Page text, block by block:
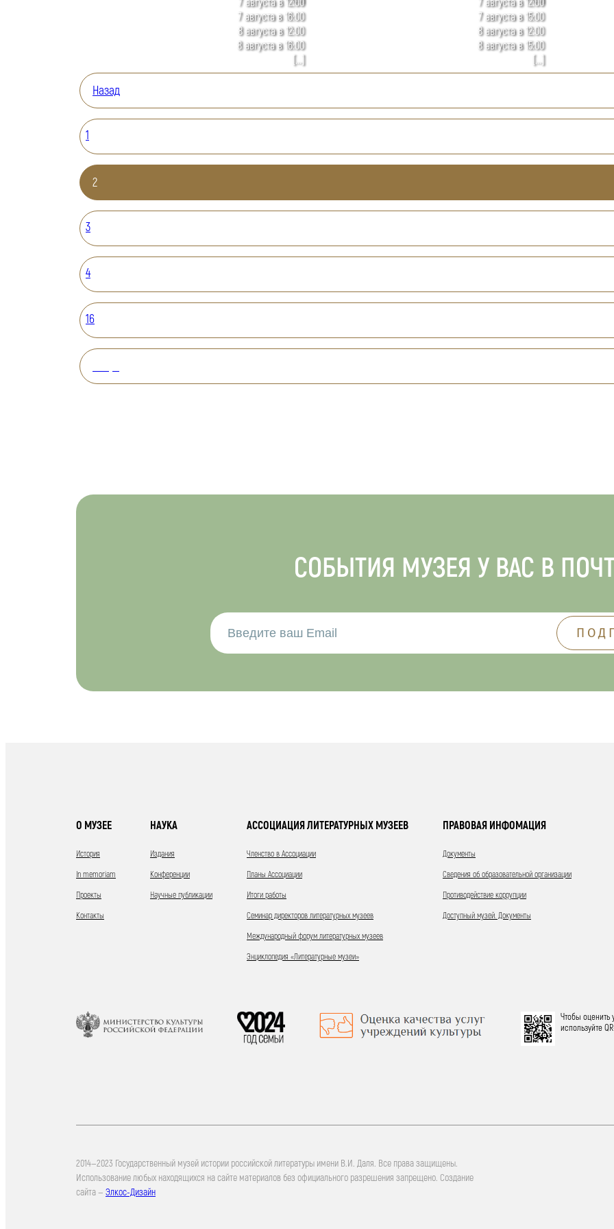
7 августа в 16:00
8 августа в 12:00
8 августа в 16:00
[...]
7 августа в 15:00
8 августа в 12:00
8 августа в 15:00
[...]
Назад
1
2
3
4
16
СОБЫТИЯ МУЗЕЯ У ВАС В
О МУЗЕЕ
История
In memoriam
Проекты
Контакты
НАУКА
Издания
Конференции
Научные публикации
АССОЦИАЦИЯ ЛИТЕРАТУРНЫХ МУЗЕЕВ
Членство в Ассоциации
Планы Ассоциации
Итоги работы
Семинар директоров литературных музеев
Международный форум литературных музеев
Энциклопедия «Литературные музеи»
ПРАВОВАЯ ИНФОМАЦИЯ
Документы
Сведения об образовательной организации
Противодействие коррупции
Доступный музей. Документы
Чтобы оценить
используйте
2014—2023 Государственный музей истории российской литературы имени В.И. Даля. Все права защищены.
Использование любых находящихся на сайте материалов без официального разрешения запрещено. Создание
сайта — Элкос-Дизайн